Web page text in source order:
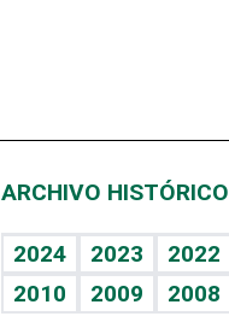
ARCHIVO HISTÓRICO
2024 2023 2022
2010
2009 2008